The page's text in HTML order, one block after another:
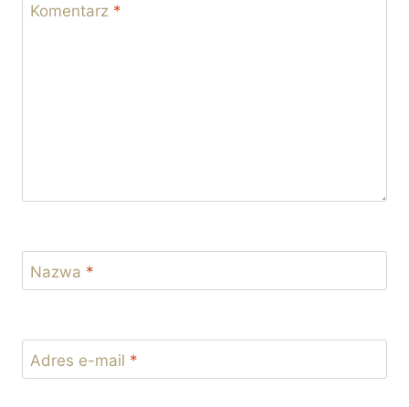
Komentarz *
Nazwa *
Adres e-mail *